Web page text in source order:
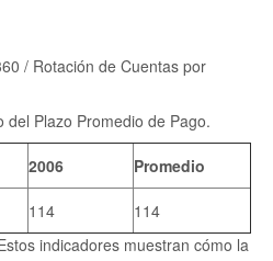
/ Rotación de Cuentas por
Plazo Promedio de Pago.
2006
Promedio
114
114
indicadores muestran cómo la